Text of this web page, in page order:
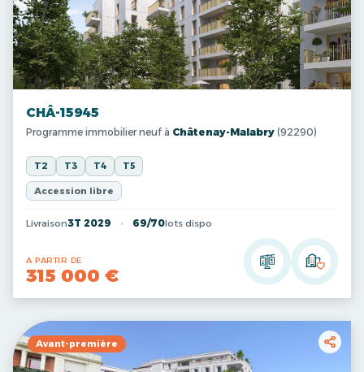
CHÂ-15945
Programme immobilier neuf à Châtenay-Malabry (92290)
T2 T3 T4 T5
Accession libre
Livraison3T 2029 69/70lots dispo
A PARTIR DE
315 000 €
Avant-première